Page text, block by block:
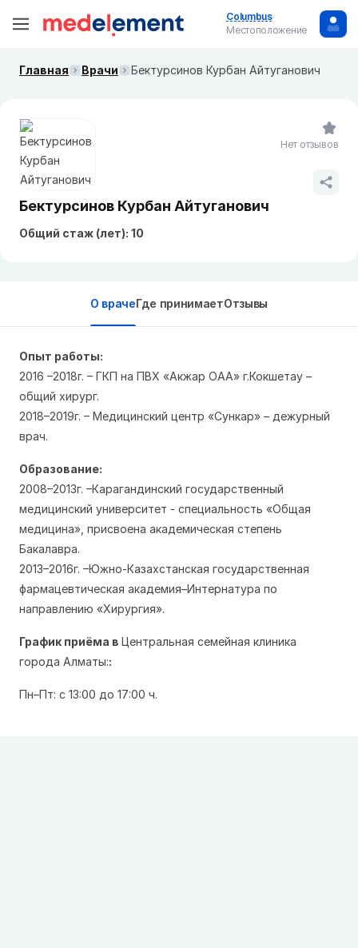
Columbus
Местоположение
Главная Врачи Бектурсинов Курбан Айтуганович
Бектурсинов Курбан Айтуганович
Общий стаж (лет): 10
Нет отзывов
О врачеГде принимаетОтзывы
Опыт работы:
2016 –2018г. – ГКП на ПВХ «Акжар ОАА» г.Кокшетау –
общий хирург.
2018–2019г. – Медицинский центр «Сункар» – дежурный
врач.
Образование:
2008–2013г. –Карагандинский государственный
медицинский университет - специальность «Общая
медицина», присвоена академическая степень
Бакалавра.
2013–2016г. –Южно-Казахстанская государственная
фармацевтическая академия–Интернатура по
направлению «Хирургия».
График приёма в Центральная семейная клиника
города Алматы::
Пн–Пт: с 13:00 до 17:00 ч.